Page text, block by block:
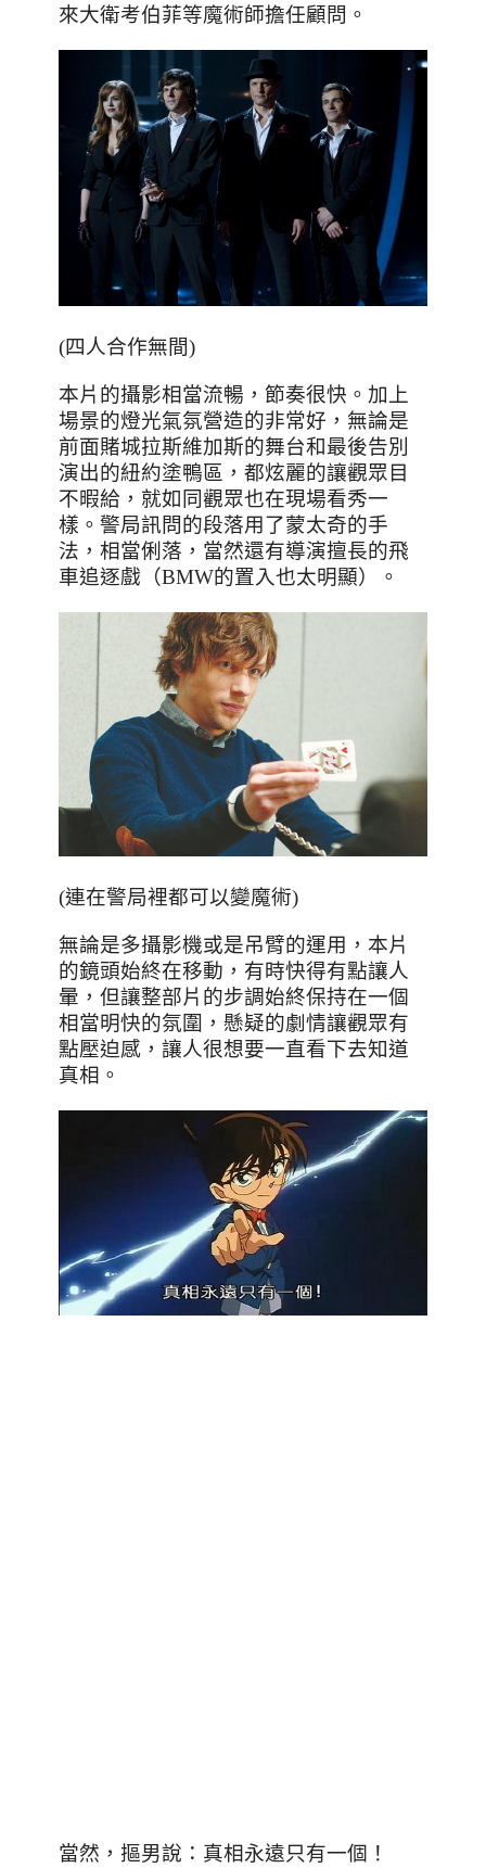
來大衛考伯菲等魔術師擔任顧問。
(四人合作無間)
本片的攝影相當流暢，節奏很快。加上
場景的燈光氣氛營造的非常好，無論是
前面賭城拉斯維加斯的舞台和最後告別
演出的紐約塗鴨區，都炫麗的讓觀眾目
不暇給，就如同觀眾也在現場看秀一
樣。警局訊問的段落用了蒙太奇的手
法，相當俐落，當然還有導演擅長的飛
車追逐戲（BMW的置入也太明顯）。
(連在警局裡都可以變魔術)
無論是多攝影機或是吊臂的運用，本片
的鏡頭始終在移動，有時快得有點讓人
暈，但讓整部片的步調始終保持在一個
相當明快的氛圍，懸疑的劇情讓觀眾有
點壓迫感，讓人很想要一直看下去知道
真相。
當然，摳男說：真相永遠只有一個！